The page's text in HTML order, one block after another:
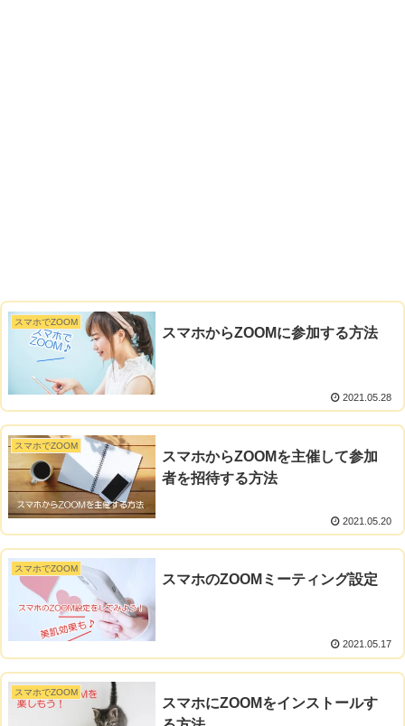
スマホでZOOM
スマホからZOOMに参加する方法
2021.05.28
スマホでZOOM
スマホからZOOMを主催して参加
者を招待する方法
2021.05.20
スマホでZOOM
スマホのZOOMミーティング設定
2021.05.17
スマホでZOOM
スマホにZOOMをインストールす